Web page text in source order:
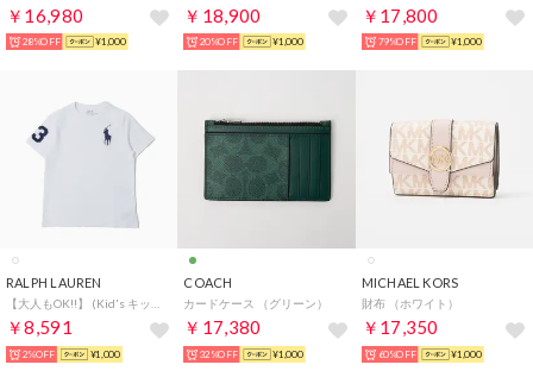
￥16,980
28%OFF ¥1,000
￥18,900
20%OFF ¥1,000
￥17,800
79%OFF ¥1,000
RALPH LAUREN
￥8,591
2%OFF ¥1,000
COACH
カードケース （グリーン）
￥17,380
32%OFF ¥1,000
MICHAEL KORS
財布 （ホワイト）
￥17,350
60%OFF ¥1,000